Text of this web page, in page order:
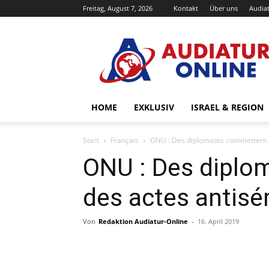
Freitag, August 7, 2026 Kontakt Über uns
Online
HOME EXKLUSIV ISRAEL & REGION
Start Français ONU : Des diplomates
ONU : Des
des actes
Von Redaktion Audiatur-Online - 16. April 2019